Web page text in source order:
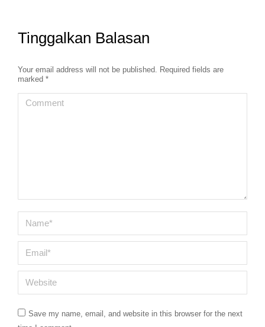
Tinggalkan Balasan
Your email address will not be published. Required fields are
marked *
Comment
Name *
Email *
Website
Save my name, email, and website in this browser for the next